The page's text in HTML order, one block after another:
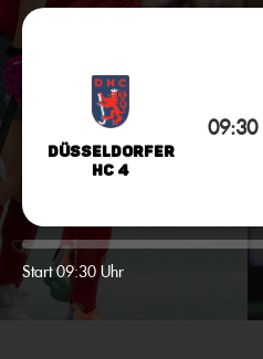
Düsseldorfer
HC 4
09:30
Start 09:30 Uhr